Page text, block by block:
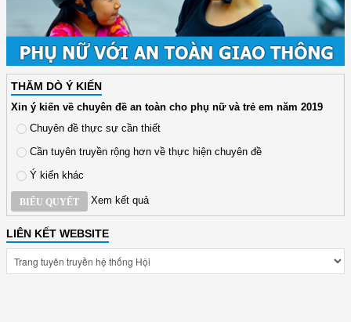
THĂM DÒ Ý KIẾN
Xin ý kiến về chuyên đề an toàn cho phụ nữ và trẻ em năm 2019
Chuyên đề thực sự cần thiết
Cần tuyên truyền rộng hơn về thực hiện chuyên đề
Ý kiến khác
BIỂU QUYẾT Xem kết quả
LIÊN KẾT WEBSITE